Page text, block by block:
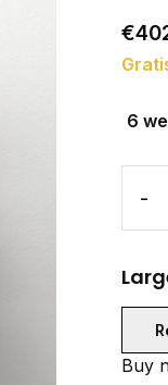
6
-
Buy